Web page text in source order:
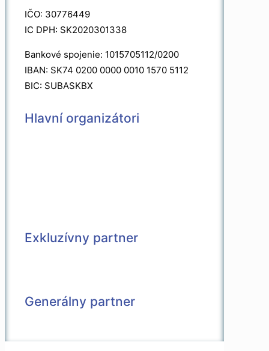
IČO: 30776449
IC DPH: SK2020301338
Bankové spojenie: 1015705112/0200
IBAN: SK74 0200 0000 0010 1570 5112
BIC: SUBASKBX
Hlavní organizátori
Exkluzívny partner
Generálny partner